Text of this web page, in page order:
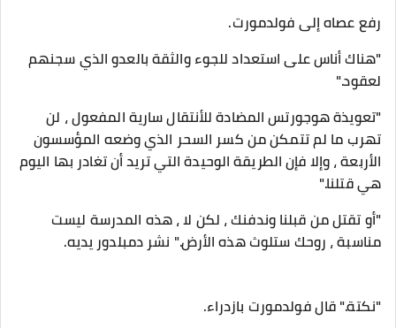
رفع عصاه إلى فولدمورت.
"هناك أناس على استعداد للجوء والثقة بالعدو الذي سجنهم
لعقود."
"تعويذة هوجورتس المضادة للأنتقال سارية المفعول ، لن
تهرب ما لم تتمكن من كسر السحر الذي وضعه المؤسسون
الأربعة ، وإلا فإن الطريقة الوحيدة التي تريد أن تغادر بها اليوم
هي قتلنا."
"أو تقتل من قبلنا وندفنك ، لكن لا ، هذه المدرسة ليست
مناسبة ، روحك ستلوث هذه الأرض." نشر دمبلدور يديه.
"نكتة." قال فولدمورت بازدراء.